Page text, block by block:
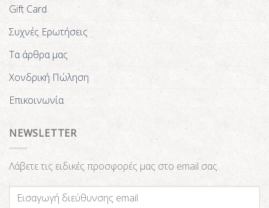
Gift Card
Συχνές Ερωτήσεις
Τα άρθρα μας
Χονδρική Πώληση
Επικοινωνία
NEWSLETTER
Λάβετε τις ειδικές προσφορές μας στο email σας.